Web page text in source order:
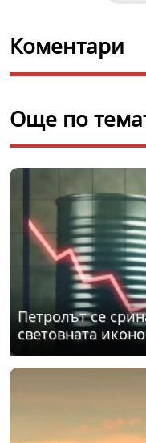
Коментари
Още по
Петролът се
световната